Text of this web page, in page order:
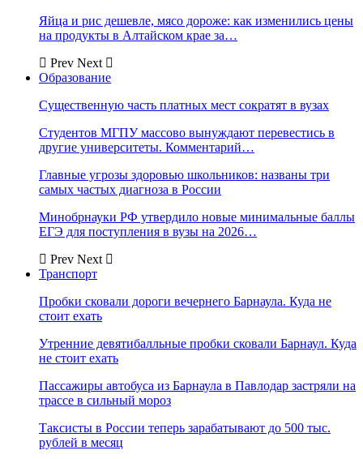
Яйца и рис дешевле, мясо дороже: как изменились цены
на продукты в Алтайском крае за…
Prev Next
Образование
Существенную часть платных мест сократят в вузах
Студентов МГПУ массово вынуждают перевестись в
другие университеты. Комментарий…
Главные угрозы здоровью школьников: названы три
самых частых диагноза в России
Минобрнауки РФ утвердило новые минимальные баллы
ЕГЭ для поступления в вузы на 2026…
Prev Next
Транспорт
Пробки сковали дороги вечернего Барнаула. Куда не
стоит ехать
Утренние девятибалльные пробки сковали Барнаул. Куда
не стоит ехать
Пассажиры автобуса из Барнаула в Павлодар застряли на
трассе в сильный мороз
Таксисты в России теперь зарабатывают до 500 тыс.
рублей в месяц